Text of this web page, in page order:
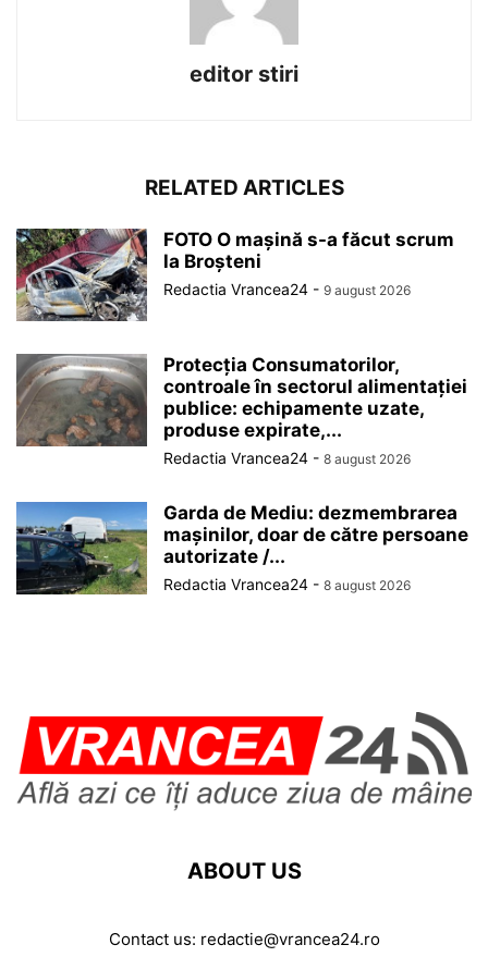
editor stiri
RELATED ARTICLES
FOTO O mașină s-a făcut scrum
la Broșteni
Redactia Vrancea24 - 9 august 2026
Protecția Consumatorilor,
controale în sectorul alimentației
publice: echipamente uzate,
produse expirate,...
Redactia Vrancea24 - 8 august 2026
Garda de Mediu: dezmembrarea
mașinilor, doar de către persoane
autorizate /...
Redactia Vrancea24 - 8 august 2026
ABOUT US
Contact us: redactie@vrancea24.ro